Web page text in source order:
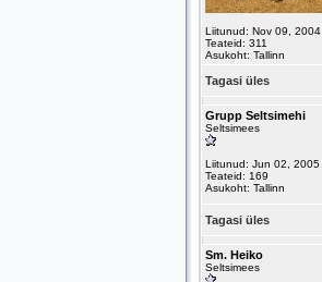
Liitunud: Nov 09, 2004
Teateid: 311
Asukoht: Tallinn
Tagasi üles
Grupp Seltsimehi
Seltsimees
Liitunud: Jun 02, 2005
Teateid: 169
Asukoht: Tallinn
Tagasi üles
Sm. Heiko
Seltsimees